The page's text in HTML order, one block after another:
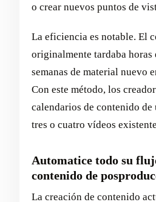
o crear nuevos puntos de
La eficiencia es notable. El
originalmente tardaba horas
semanas de material nuevo
Con este método, los
calendarios de contenido de
tres o cuatro vídeos
Automatice todo su
contenido de
La creación de contenido